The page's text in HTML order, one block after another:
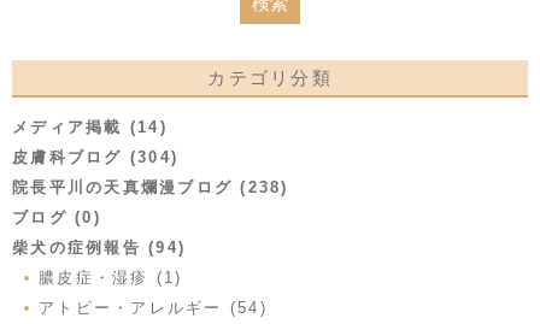
カテゴリ分類
メディア掲載 (14)
皮膚科ブログ (304)
院長平川の天真爛漫ブログ (238)
ブログ (0)
柴犬の症例報告 (94)
膿皮症・湿疹 (1)
アトピー・アレルギー (54)